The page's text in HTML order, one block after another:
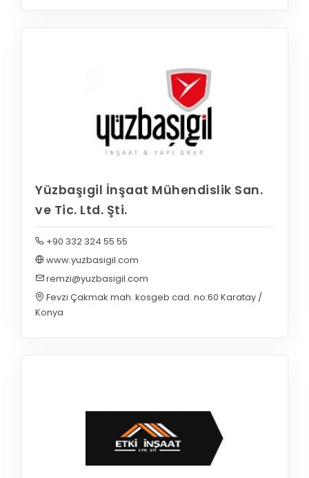
Yüzbaşıgil İnşaat Mühendislik San.
ve Tic. Ltd. Şti.
+90 332 324 55 55
www.yuzbasigil.com
remzi@yuzbasigil.com
Fevzi Çakmak mah. kosgeb cad. no:60 Karatay /
Konya